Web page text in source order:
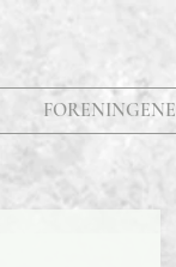
FORENINGENE